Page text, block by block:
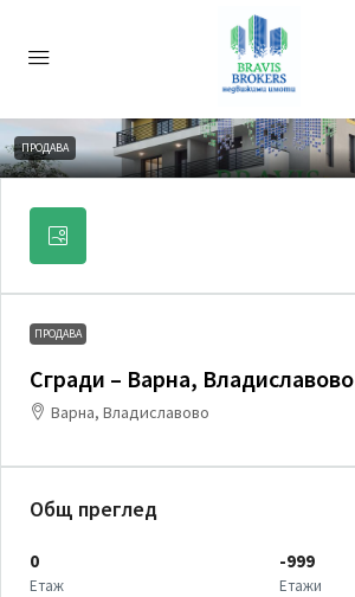
ПРОДАВА
ПРОДАВА
Сгради – Варна, Владиславово
Варна, Владиславово
Общ преглед
0
Етаж
-999
Етажи